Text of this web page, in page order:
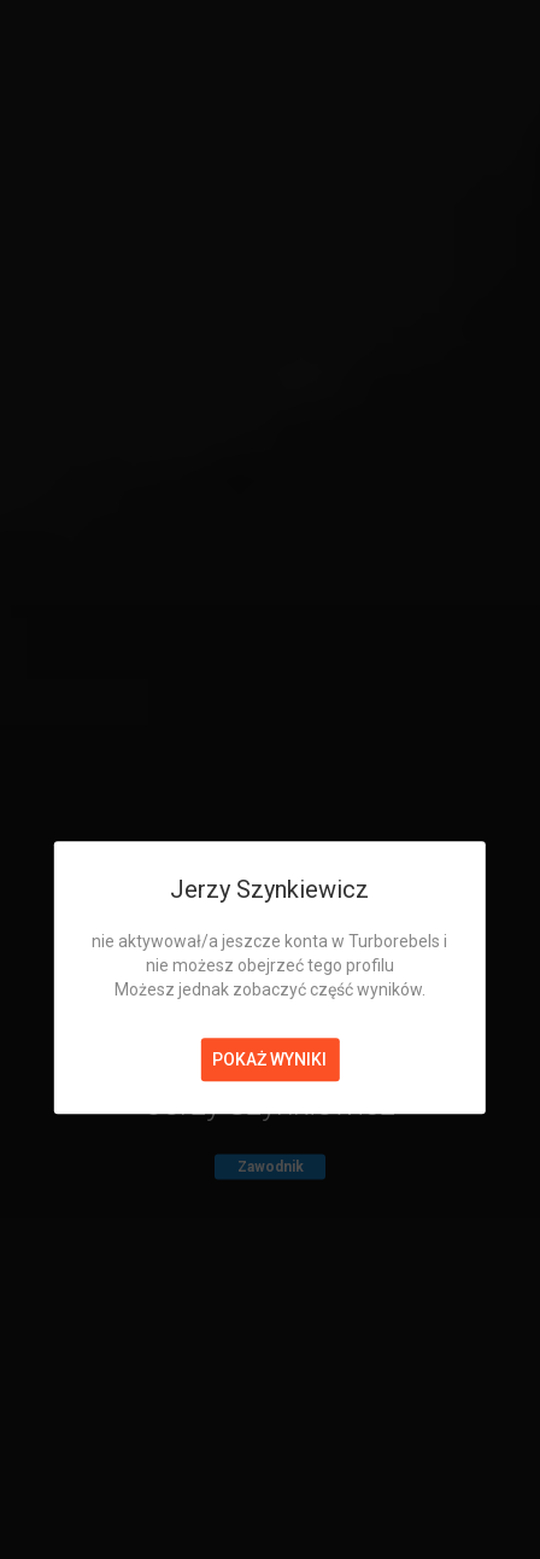
Jerzy Szynkiewicz
nie aktywował/a jeszcze konta w Turborebels i
nie możesz obejrzeć tego profilu
Możesz jednak zobaczyć część wyników.
POKAŻ WYNIKI
Zawodnik